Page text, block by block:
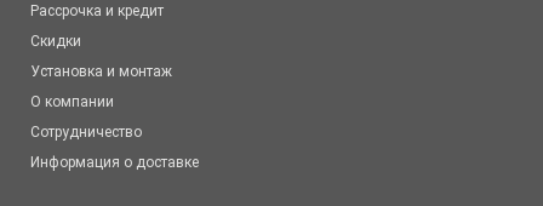
Рассрочка и кредит
Скидки
Установка и монтаж
О компании
Сотрудничество
Информация о доставке